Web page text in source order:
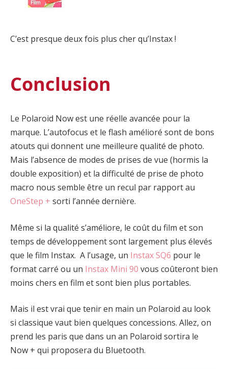
C’est presque deux fois plus cher qu’Instax !
Conclusion
Le Polaroid Now est une réelle avancée pour la
marque. L’autofocus et le flash amélioré sont de bons
atouts qui donnent une meilleure qualité de photo.
Mais l’absence de modes de prises de vue (hormis la
double exposition) et la difficulté de prise de photo
macro nous semble être un recul par rapport au
OneStep + sorti l’année dernière.
Même si la qualité s’améliore, le coût du film et son
temps de développement sont largement plus élevés
que le film Instax. A l’usage, un Instax SQ6 pour le
format carré ou un Instax Mini 90 vous coûteront bien
moins chers en film et sont bien plus portables.
Mais il est vrai que tenir en main un Polaroid au look
si classique vaut bien quelques concessions. Allez, on
prend les paris que dans un an Polaroid sortira le
Now + qui proposera du Bluetooth.